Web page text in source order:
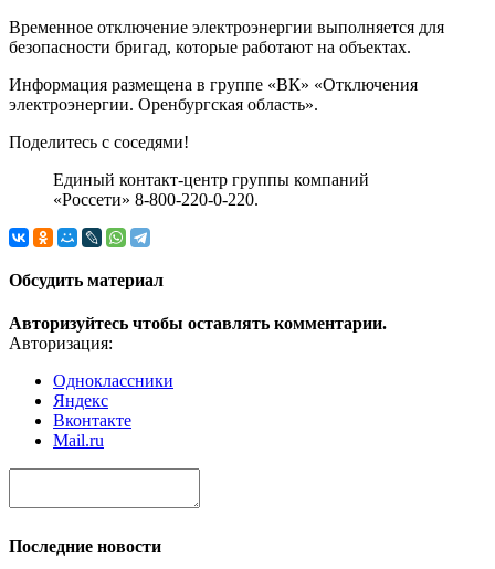
Временное отключение электроэнергии выполняется для
безопасности бригад, которые работают на объектах.
Информация размещена в группе «ВК» «Отключения
электроэнергии. Оренбургская область».
Поделитесь с соседями!
Единый контакт-центр группы компаний
«Россети» 8-800-220-0-220.
Обсудить материал
Авторизуйтесь чтобы оставлять комментарии.
Авторизация:
Одноклассники
Яндекс
Вконтакте
Mail.ru
Последние новости